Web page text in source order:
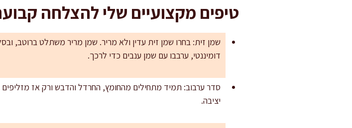
טיפים מקצועיים שלי להצלחה
שמן זית: בחרו שמן זית עדין ולא מריר. שמן מריר משתלט ברוטב,
דומיננטי, ערבבו עם שמן ענבים כדי לרכך.
סדר ערבוב: תמיד מתחילים מהחומץ, החרדל והדבש ורק אז
יציבה.